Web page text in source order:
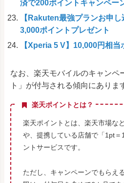
済で200ポイントキャンペー
【Rakuten最強プランお申
3,000ポイントプレゼント
【Xperia 5 V】10,000円相当
なお、楽天モバイルのキャンペ
ト」が付与される傾向にありま
楽天ポイントとは？
楽天ポイントとは、楽天市場な
や、提携している店舗で「1pt＝
ントサービスです。
ただし、キャンペーンでもらえ